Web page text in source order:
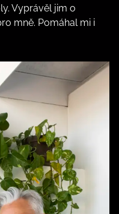
Vyprávěl jim o
mně. Pomáhal mi i